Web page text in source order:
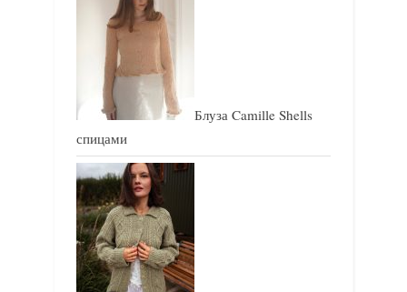
Блуза Camille Shells
спицами